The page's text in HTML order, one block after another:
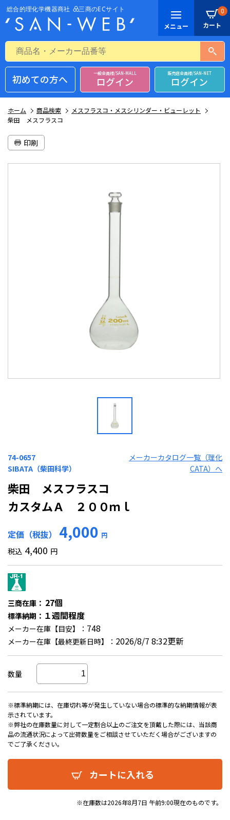
0
初めての方へ 一般会員様/SAN-MALL
ログイン
販売店会員様/SAN-NET
ログイン
ホーム 商品検索
メスフラスコ・メスシリンダー・ビューレット
柴田 メスフラスコ
印刷
74-0657
SIBATA（柴田科学）
メーカーカタログ一覧（理化
CATA）へ
柴田 メスフラスコ
カスタムＡ ２００ｍｌ
定価（税抜） 4,000 円
税込 4,400 円
三商在庫： 27個
標準納期： １週間程度
メーカー在庫【目安】： 748
メーカー在庫【最終更新日時】： 2026/8/7 8:32更新
数量
※標準納期には、在庫切れ等が発生していない場合の標準的な納期情報が表
示されています。
※弊社の在庫数量に対して一定割合以上のご注文を頂戴した際には、当該商
品の流通状況によって出荷数量をご相談させていただく場合がございますの
でご了承ください。
カートに入れる
※在庫数は2026年8月7日 午前9:00現在のものです。